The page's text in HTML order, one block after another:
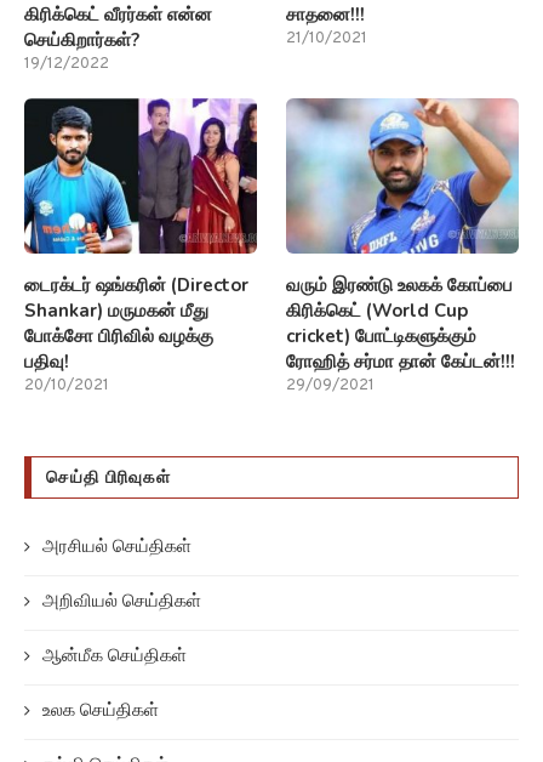
கிரிக்கெட் வீரர்கள் என்ன
செய்கிறார்கள்?
19/12/2022
சாதனை!!!
21/10/2021
டைரக்டர் ஷங்கரின் (Director
Shankar) மருமகன் மீது
போக்சோ பிரிவில் வழக்கு
பதிவு!
20/10/2021
வரும் இரண்டு உலகக் கோப்பை
கிரிக்கெட் (World Cup
cricket) போட்டிகளுக்கும்
ரோஹித் சர்மா தான் கேப்டன்!!!
29/09/2021
செய்தி பிரிவுகள்
அரசியல் செய்திகள்
அறிவியல் செய்திகள்
ஆன்மீக செய்திகள்
உலக செய்திகள்